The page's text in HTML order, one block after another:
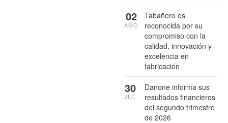
Tabañero es
reconocida por su
compromiso con la
calidad, innovación y
excelencia en
fabricación
02
AGO
Danone informa sus
resultados financieros
del segundo trimestre
de 2026
30
JUL